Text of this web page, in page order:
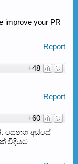
improve your PR
Report
+48
Report
+60
අස්සේ
විදියට